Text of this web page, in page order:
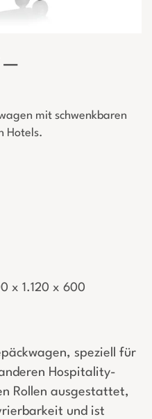
—
mit schwenkbaren
Hotels.
x 1.120 x 600
speziell für
Hospitality-
Rollen ausgestattet,
und ist